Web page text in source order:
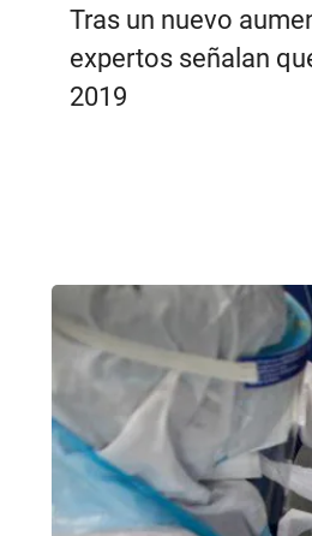
Tras un nuevo
expertos señalan
2019